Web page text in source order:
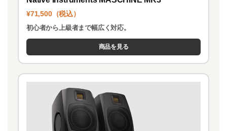
¥71,500（税込）
初心者から上級者まで幅広く対応。
商品を見る